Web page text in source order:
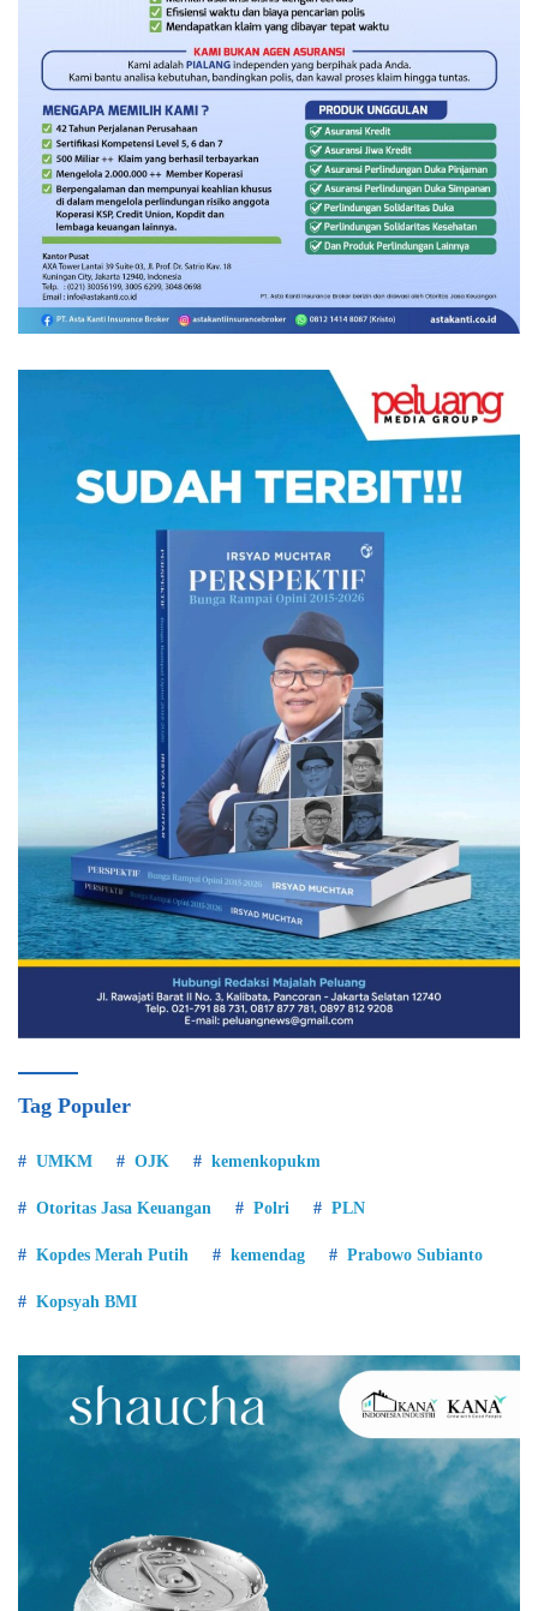
Tag Populer
UMKM OJK kemenkopukm
Otoritas Jasa Keuangan Polri PLN
Kopdes Merah Putih kemendag Prabowo Subianto
Kopsyah BMI